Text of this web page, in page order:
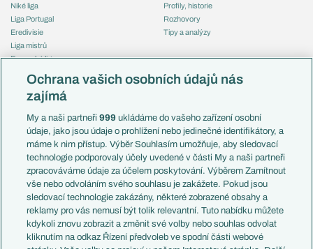
Niké liga
Liga Portugal
Eredivisie
Liga mistrů
Evropská liga
Mistrovství světa
Liga národů
Témata
Představení týmů MS
EuroSkauting
PL v kostce
Evropské koeficienty
Přestupy
Přestupové spekulace
Zranění
Profily, historie
Rozhovory
Tipy a analýzy
Česko
Francie
Itálie
Německo
Španělsko
Argentina
Brazílie
Přestupy
Zápasy
Livescore
Ochrana vašich osobních údajů nás
zajímá
My a naši partneři999 ukládáme do vašeho zařízení osobní
údaje, jako jsou údaje o prohlížení nebo jedinečné identifikátory, a
máme k nim přístup. Výběr Souhlasím umožňuje, aby sledovací
technologie podporovaly účely uvedené v části My a naši partneři
zpracováváme údaje za účelem poskytování. Výběrem Zamítnout
vše nebo odvoláním svého souhlasu je zakážete. Pokud jsou
sledovací technologie zakázány, některé zobrazené obsahy a
reklamy pro vás nemusí být tolik relevantní. Tuto nabídku můžete
kdykoli znovu zobrazit a změnit své volby nebo souhlas odvolat
kliknutím na odkaz Řízení předvoleb ve spodní části webové